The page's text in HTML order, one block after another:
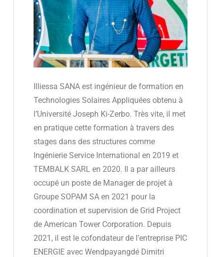
Illiessa SANA est ingénieur de formation en
Technologies Solaires Appliquées obtenu à
l’Université Joseph Ki-Zerbo. Très vite, il met
en pratique cette formation à travers des
stages dans des structures comme
Ingénierie Service International en 2019 et
TEMBALK SARL en 2020. Il a par ailleurs
occupé un poste de Manager de projet à
Groupe SOPAM SA en 2021 pour la
coordination et supervision de Grid Project
de American Tower Corporation. Depuis
2021, il est le cofondateur de l’entreprise PIC
ENERGIE avec Wendpayangdé Dimitri